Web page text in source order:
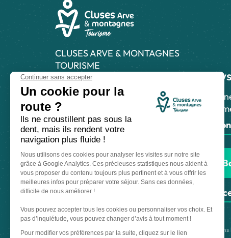
CLUSES ARVE & MONTAGNES
TOURISME
21 Grande Rue, 74300 Cluses
04 50 96 69 69
Laissez-nous votre avis
Nous contacter
Nos bureaux
Made with by IRIS Interactive